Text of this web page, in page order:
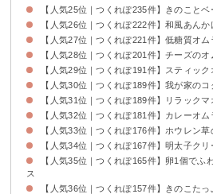
【人気25位｜つくれぽ235件】きのこと
【人気26位｜つくれぽ222件】和風あんか
【人気27位｜つくれぽ221件】低糖質オム
【人気28位｜つくれぽ201件】チーズのオ
【人気29位｜つくれぽ191件】スティック
【人気30位｜つくれぽ189件】我が家の
【人気31位｜つくれぽ189件】リラックマ
【人気32位｜つくれぽ181件】カレーオム
【人気33位｜つくれぽ176件】ホウレン
【人気34位｜つくれぽ167件】明太子クリ
【人気35位｜つくれぽ165件】卵1個でふ
ス
【人気36位｜つくれぽ157件】きのこた